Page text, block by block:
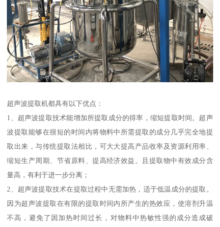
超声波提取机都具有以下优点：
1、超声波提取技术能增加所提取成分的得率，缩短提取时间。超声
波提取能够在很短的时间内将物料中所需提取的成分几乎完全地提
取出来，与传统提取法相比，可大大提高产品收率及资源利用率、
缩短生产周期、节省原料、提高经济效益。且提取物中有效成分含
量高，有利于进一步分离；
2、超声波提取技术在提取过程中无需加热，适于低温成分的提取。
因为超声波提取在有限的提取时间内所产生的热效应，使溶剂升温
不高，避免了因加热时间过长，对物料中热敏性强的成分造成破